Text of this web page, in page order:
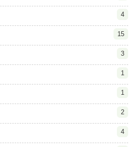
4
15
3
1
1
2
4